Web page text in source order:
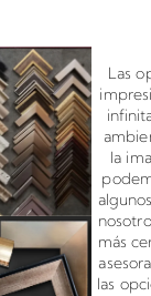
Las
la
más
las